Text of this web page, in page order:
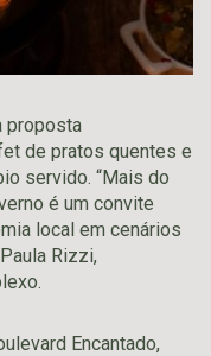
proposta
de pratos quentes e
servido. “Mais do
é um convite
local em cenários
Rizzi,
Encantado,